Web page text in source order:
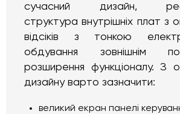
сучасний дизайн,
структура внутрішніх плат з
відсіків з тонкою
обдування зовнішнім
розширення функціоналу. З
дизайну варто зазначити:
великий екран панелі